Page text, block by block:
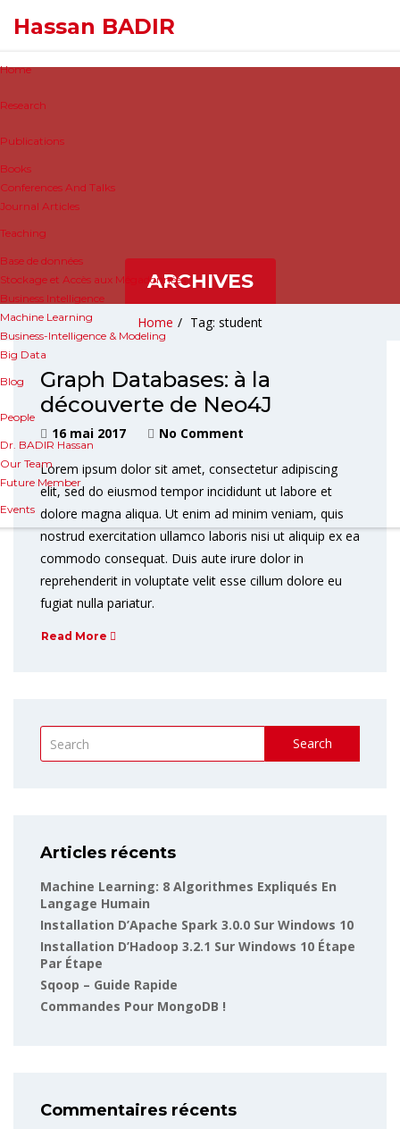
Hassan BADIR
Home
Research
Publications
Books
Conferences And Talks
Journal Articles
Teaching
Base de données
Stockage et Accès aux Mégadonnées
Business Intelligence
Machine Learning
Business-Intelligence & Modeling
Big Data
Blog
People
Dr. BADIR Hassan
Our Team
Future Member
Events
ARCHIVES
Home / Tag: student
Graph Databases: à la
découverte de Neo4J
16 mai 2017 No Comment
Lorem ipsum dolor sit amet, consectetur adipiscing
elit, sed do eiusmod tempor incididunt ut labore et
dolore magna aliqua. Ut enim ad minim veniam, quis
nostrud exercitation ullamco laboris nisi ut aliquip ex ea
commodo consequat. Duis aute irure dolor in
reprehenderit in voluptate velit esse cillum dolore eu
fugiat nulla pariatur.
Read More
Search
Articles récents
Machine Learning: 8 Algorithmes Expliqués En
Langage Humain
Installation D’Apache Spark 3.0.0 Sur Windows 10
Installation D’Hadoop 3.2.1 Sur Windows 10 Étape
Par Étape
Sqoop – Guide Rapide
Commandes Pour MongoDB !
Commentaires récents